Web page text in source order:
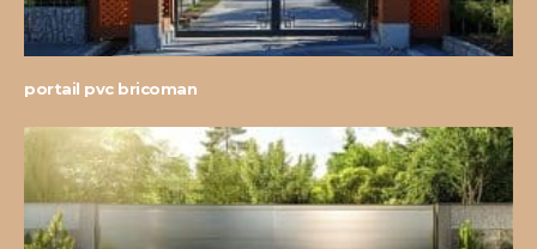
portail pvc bricoman